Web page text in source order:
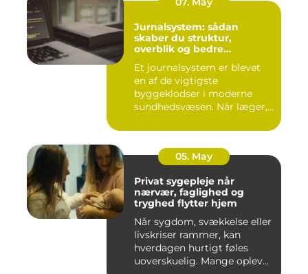
Jurnalsystem: sådan
skaber du struktur,
overblik og bedre
Et journalsystem er blevet
en af de vigtigste
byggeklodser i moderne
sundhedsvæsen. Når læger,
05. May
Privat sygepleje når
nærvær, faglighed og
tryghed flytter hjem
Når sygdom, svækkelse eller
livskriser rammer, kan
hverdagen hurtigt føles
uoverskuelig. Mange oplev...